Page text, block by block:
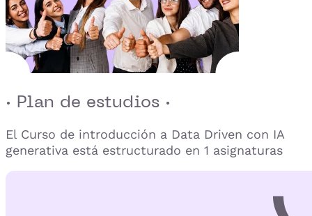
· Plan de estudios ·
El Curso de introducción a Data Driven con IA
generativa está estructurado en 1 asignaturas